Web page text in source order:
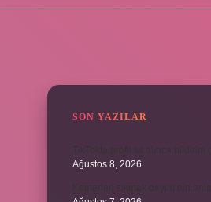
SON YAZILAR
Ağustos 8, 2026